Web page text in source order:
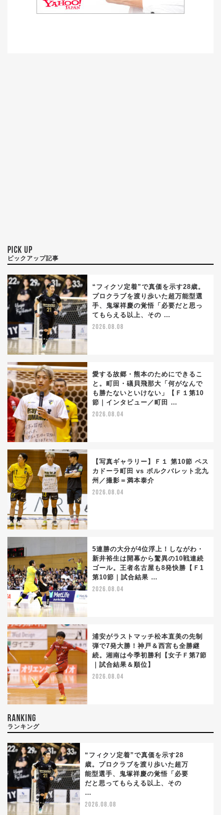
PICK UP
ピックアップ記事
“フィクソ定着”で真価を示す28歳。
プロクラブを渡り歩いた超万能型選
手、鬼塚祥慶の覚悟「必要だと思っ
てもらえる以上、その …
2026.08.08
愛する故郷・熊本のためにできるこ
と。町田・礒貝飛那大「何がなんで
も勝たないといけない」【Ｆ１第10
節｜インタビュー／町田 …
2026.08.04
【写真ギャラリー】Ｆ１ 第10節 ペス
カドーラ町田 vs ボルクバレット北九
州／撮影＝満本泰介
2026.08.04
5連勝の大分が4位浮上！しながわ・
新井裕生は開幕から驚異の10戦連続
ゴール。王者名古屋も8発快勝【Ｆ1
第10節｜試合結果 …
2026.08.04
浦安がラストマッチ松本直美の先制
弾で7発大勝！神戸＆西宮も全勝継
続。湘南は今季初勝利【女子Ｆ第7節
｜試合結果＆順位】
2026.08.04
RANKING
ランキング
“フィクソ定着”で真価を示す28
歳。プロクラブを渡り歩いた超万
能型選手、鬼塚祥慶の覚悟「必要
だと思ってもらえる以上、その
…
2026.08.08